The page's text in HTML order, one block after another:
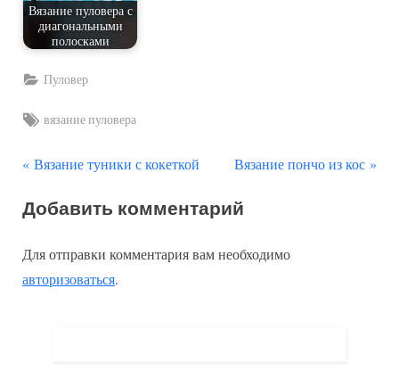
Вязание пуловера с
диагональными
полосками
Пуловер
Tags:
вязание пуловера
Навигация
по
записям
П
е
ы
д
Вязание туники с кокеткой
С
е
у
Вязание пончо из кос
Добавить комментарий
Для отправки комментария вам необходимо
авторизоваться.